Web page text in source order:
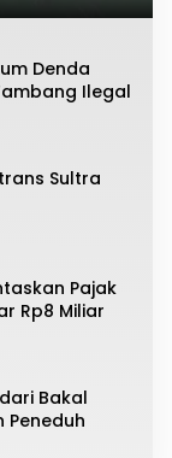
Denda
Ilegal
Sultra
Pajak
Rp8 Miliar
Bakal
Peneduh